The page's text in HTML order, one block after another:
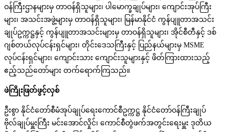
ဝန်ကြီးဌာနများမှ တာဝန်ရှိသူများ၊ ပါမောက္ခချုပ်များ၊ ကျောင်းအုပ်ကြီး
များ၊ အသင်းအဖွဲ့များမှ တာဝန်ရှိသူများ၊ မြန်မာနိုင်ငံ ကွန်ပျူတာအသင်း
ချုပ်ဥက္ကဋ္ဌနှင့် ကွန်ပျူတာအသင်းများမှ တာဝန်ရှိသူများ၊ အိုင်စီတီနှင့် ဒစ်
ဂျစ်တယ်လုပ်ငန်းရှင်များ၊ တိုင်းဒေသကြီးနှင့် ပြည်နယ်များမှ MSME
လုပ်ငန်းရှင်များ၊ ကျောင်းသား ကျောင်းသူများနှင့် ဖိတ်ကြားထားသည့်
ဧည့်သည်တော်များ တက်ရောက်ကြသည်။
ဖဲကြိုးဖြတ်ဖွင့်လှစ်
ဦးစွာ နိုင်ငံတော်စီမံအုပ်ချုပ်ရေးကောင်စီဥက္ကဋ္ဌ နိုင်ငံတော်ဝန်ကြီးချုပ်
ဗိုလ်ချုပ်မှူးကြီး မင်းအောင်လှိုင်၊ ကောင်စီတွဲဖက်အတွင်းရေးမှူး ဒုတိယ